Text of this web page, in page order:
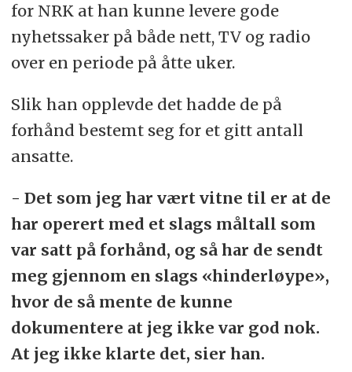
for NRK at han kunne levere gode
nyhetssaker på både nett, TV og radio
over en periode på åtte uker.
Slik han opplevde det hadde de på
forhånd bestemt seg for et gitt antall
ansatte.
- Det som jeg har vært vitne til er at de
har operert med et slags måltall som
var satt på forhånd, og så har de sendt
meg gjennom en slags «hinderløype»,
hvor de så mente de kunne
dokumentere at jeg ikke var god nok.
At jeg ikke klarte det, sier han.